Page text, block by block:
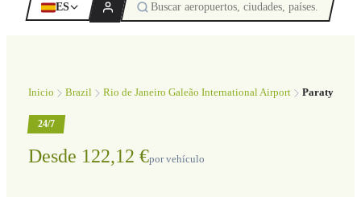
ES
Inicio Brazil Rio de Janeiro Galeão International Airport Paraty
24/7
Desde 122,12 €por vehículo